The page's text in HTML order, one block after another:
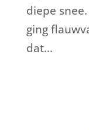
diepe
ging
dat...